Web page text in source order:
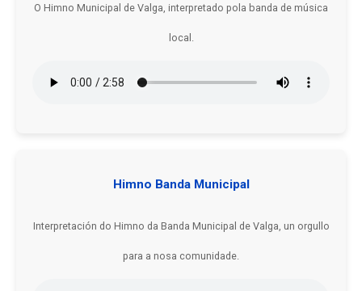
O Himno Municipal de Valga, interpretado pola banda de música
local.
Himno Banda Municipal
Interpretación do Himno da Banda Municipal de Valga, un orgullo
para a nosa comunidade.